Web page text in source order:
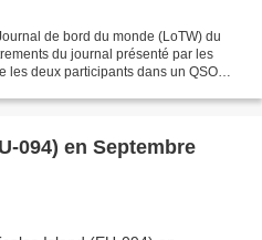
de bord du monde (LoTW) du
du journal présenté par les
les deux participants dans un QSO
094) en Septembre